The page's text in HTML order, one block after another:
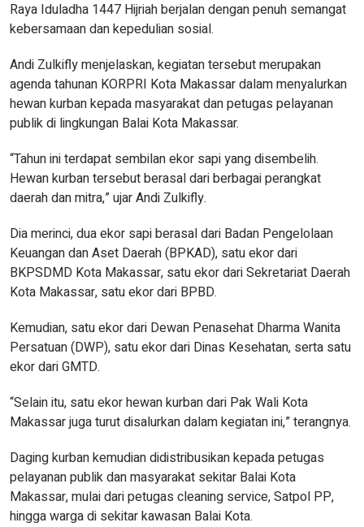
Raya Iduladha 1447 Hijriah berjalan dengan penuh semangat
kebersamaan dan kepedulian sosial.
Andi Zulkifly menjelaskan, kegiatan tersebut merupakan
agenda tahunan KORPRI Kota Makassar dalam menyalurkan
hewan kurban kepada masyarakat dan petugas pelayanan
publik di lingkungan Balai Kota Makassar.
“Tahun ini terdapat sembilan ekor sapi yang disembelih.
Hewan kurban tersebut berasal dari berbagai perangkat
daerah dan mitra,” ujar Andi Zulkifly.
Dia merinci, dua ekor sapi berasal dari Badan Pengelolaan
Keuangan dan Aset Daerah (BPKAD), satu ekor dari
BKPSDMD Kota Makassar, satu ekor dari Sekretariat Daerah
Kota Makassar, satu ekor dari BPBD.
Kemudian, satu ekor dari Dewan Penasehat Dharma Wanita
Persatuan (DWP), satu ekor dari Dinas Kesehatan, serta satu
ekor dari GMTD.
“Selain itu, satu ekor hewan kurban dari Pak Wali Kota
Makassar juga turut disalurkan dalam kegiatan ini,” terangnya.
Daging kurban kemudian didistribusikan kepada petugas
pelayanan publik dan masyarakat sekitar Balai Kota
Makassar, mulai dari petugas cleaning service, Satpol PP,
hingga warga di sekitar kawasan Balai Kota.